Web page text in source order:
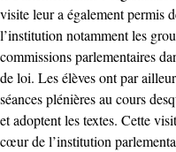
visite leur a également permis
l’institution notamment les
commissions parlementaires
de loi. Les élèves ont par
séances plénières au cours
et adoptent les textes. Cette
cœur de l’institution